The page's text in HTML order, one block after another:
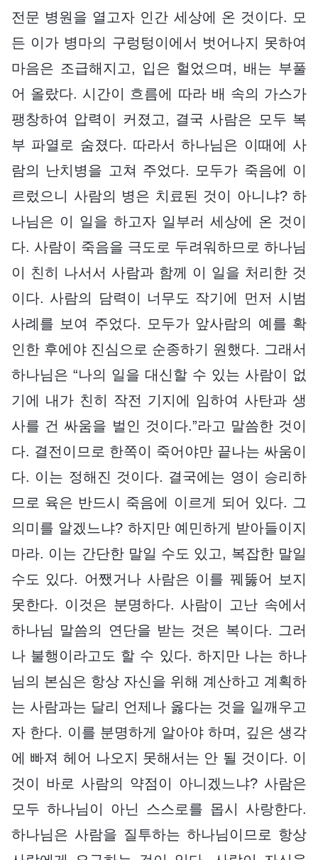
전문 병원을 열고자 인간 세상에 온 것이다. 모
든 이가 병마의 구렁텅이에서 벗어나지 못하여
마음은 조급해지고, 입은 헐었으며, 배는 부풀
어 올랐다. 시간이 흐름에 따라 배 속의 가스가
팽창하여 압력이 커졌고, 결국 사람은 모두 복
부 파열로 숨졌다. 따라서 하나님은 이때에 사
람의 난치병을 고쳐 주었다. 모두가 죽음에 이
르렀으니 사람의 병은 치료된 것이 아니냐? 하
나님은 이 일을 하고자 일부러 세상에 온 것이
다. 사람이 죽음을 극도로 두려워하므로 하나님
이 친히 나서서 사람과 함께 이 일을 처리한 것
이다. 사람의 담력이 너무도 작기에 먼저 시범
사례를 보여 주었다. 모두가 앞사람의 예를 확
인한 후에야 진심으로 순종하기 원했다. 그래서
하나님은 “나의 일을 대신할 수 있는 사람이 없
기에 내가 친히 작전 기지에 임하여 사탄과 생
사를 건 싸움을 벌인 것이다.”라고 말씀한 것이
다. 결전이므로 한쪽이 죽어야만 끝나는 싸움이
다. 이는 정해진 것이다. 결국에는 영이 승리하
므로 육은 반드시 죽음에 이르게 되어 있다. 그
의미를 알겠느냐? 하지만 예민하게 받아들이지
마라. 이는 간단한 말일 수도 있고, 복잡한 말일
수도 있다. 어쨌거나 사람은 이를 꿰뚫어 보지
못한다. 이것은 분명하다. 사람이 고난 속에서
하나님 말씀의 연단을 받는 것은 복이다. 그러
나 불행이라고도 할 수 있다. 하지만 나는 하나
님의 본심은 항상 자신을 위해 계산하고 계획하
는 사람과는 달리 언제나 옳다는 것을 일깨우고
자 한다. 이를 분명하게 알아야 하며, 깊은 생각
에 빠져 헤어 나오지 못해서는 안 될 것이다. 이
것이 바로 사람의 약점이 아니겠느냐? 사람은
모두 하나님이 아닌 스스로를 몹시 사랑한다.
하나님은 사람을 질투하는 하나님이므로 항상